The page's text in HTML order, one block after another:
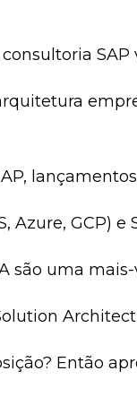
SAP
GCP) e
são uma mais-
Então